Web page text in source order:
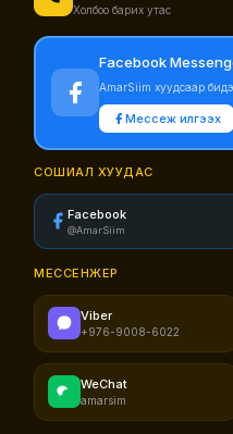
Холбоо барих утас
Facebook
AmarSiim хуудсаар
Мессеж илгээх
СОШИАЛ ХУУДАС
Facebook
@AmarSiim
МЕССЕНЖЕР
Viber
+976-9008-6022
WeChat
amarsim